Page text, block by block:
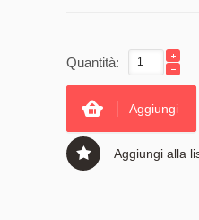
Quantità:
Aggiungi
Aggiungi alla